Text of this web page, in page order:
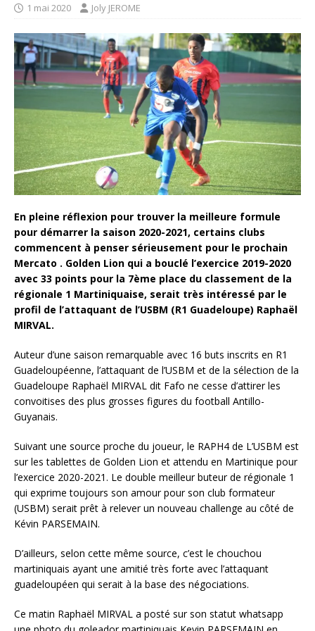
1 mai 2020 Joly JEROME
En pleine réflexion pour trouver la meilleure formule
pour démarrer la saison 2020-2021, certains clubs
commencent à penser sérieusement pour le prochain
Mercato . Golden Lion qui a bouclé l’exercice 2019-2020
avec 33 points pour la 7ème place du classement de la
régionale 1 Martiniquaise, serait très intéressé par le
profil de l’attaquant de l’USBM (R1 Guadeloupe) Raphaël
MIRVAL.
Auteur d’une saison remarquable avec 16 buts inscrits en R1
Guadeloupéenne, l’attaquant de l’USBM et de la sélection de la
Guadeloupe Raphaël MIRVAL dit Fafo ne cesse d’attirer les
convoitises des plus grosses figures du football Antillo-
Guyanais.
Suivant une source proche du joueur, le RAPH4 de L’USBM est
sur les tablettes de Golden Lion et attendu en Martinique pour
l’exercice 2020-2021. Le double meilleur buteur de régionale 1
qui exprime toujours son amour pour son club formateur
(USBM) serait prêt à relever un nouveau challenge au côté de
Kévin PARSEMAIN.
D’ailleurs, selon cette même source, c’est le chouchou
martiniquais ayant une amitié très forte avec l’attaquant
guadeloupéen qui serait à la base des négociations.
Ce matin Raphaël MIRVAL a posté sur son statut whatsapp